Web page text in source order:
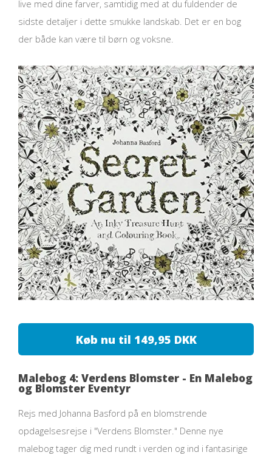
live med dine farver, samtidig med at du fuldender de
sidste detaljer i dette smukke landskab. Det er en bog
der både kan være til børn og voksne.
Køb nu til 149,95 DKK
Malebog 4: Verdens Blomster - En Malebog
og Blomster Eventyr
Rejs med Johanna Basford på en blomstrende
opdagelsesrejse i "Verdens Blomster." Denne nye
malebog tager dig med rundt i verden og ind i fantasirige